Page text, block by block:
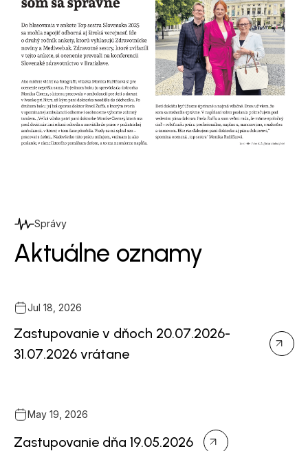
Správy
Aktuálne oznamy
Jul 18, 2026
Zastupovanie v dňoch 20.07.2026-
31.07.2026 vrátane
May 19, 2026
Zastupovanie dňa 19.05.2026